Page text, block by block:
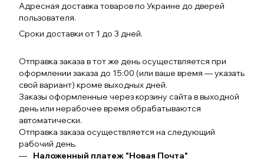
Адресная доставка товаров по Украине до дверей
пользователя.
Сроки доставки от 1 до 3 дней.
Отправка заказа в тот же день осуществляется при
оформлении заказа до 15:00 (или ваше время — указать
свой вариант) кроме выходных дней.
Заказы оформленные через корзину сайта в выходной
день или нерабочее время обрабатываются
автоматически.
Отправка заказа осуществляется на следующий
рабочий день.
Наложенный платеж "Новая Почта"